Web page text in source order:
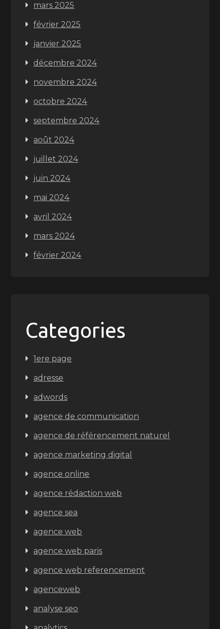
mars 2025
février 2025
janvier 2025
décembre 2024
novembre 2024
octobre 2024
septembre 2024
août 2024
juillet 2024
juin 2024
mai 2024
avril 2024
mars 2024
février 2024
Categories
1ere page
adresse
adwords
agence de communication
agence de référencement naturel
agence marketing digital
agence online
agence rédaction web
agence sea
agence web
agence web paris
agence web referencement
agenceweb
analyse seo